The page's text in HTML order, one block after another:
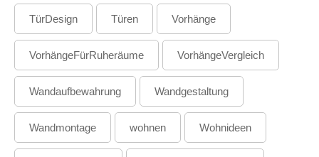
TürDesign Türen Vorhänge
VorhängeFürRuheräume VorhängeVergleich
Wandaufbewahrung Wandgestaltung
Wandmontage wohnen Wohnideen